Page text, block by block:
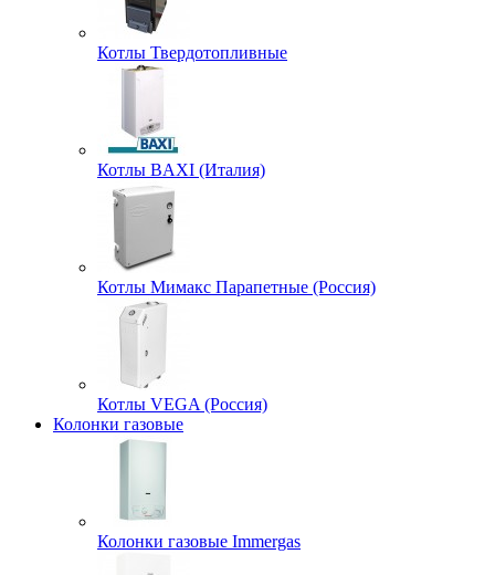
Котлы Твердотопливные
Котлы BAXI (Италия)
Котлы Мимакс Парапетные (Россия)
Котлы VEGA (Россия)
Колонки газовые
Колонки газовые Immergas